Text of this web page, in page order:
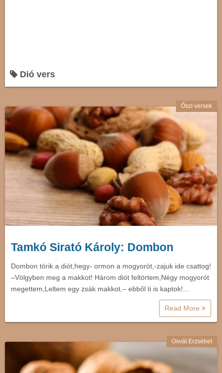
Dió vers
Őszi versek
Tamkó Sirató Károly: Dombon
Dombon törik a diót,hegy- ormon a mogyorót,-zajuk ide csattog!
–Völgyben meg a makkot! Három diót feltörtem,Négy mogyorót
megettem,Leltem egy zsák makkot,– ebből ti is kaptok!…
Read More
Osvát Erzsébet